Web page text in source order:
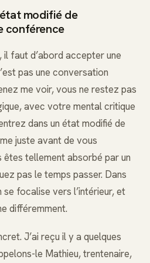
état modifié de
conférence
il faut d’abord accepter une
pas une conversation
me voir, vous ne restez pas
avec votre mental critique
dans un état modifié de
juste avant de vous
êtes tellement absorbé par un
pas le temps passer. Dans
focalise vers l’intérieur, et
différemment.
J’ai reçu il y a quelques
le Mathieu, trentenaire,